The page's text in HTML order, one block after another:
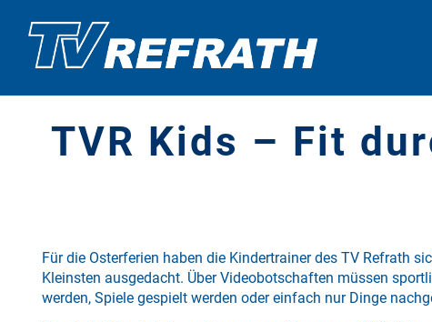
TVR Kids – Fit
Für die Osterferien haben die Kindertrainer des TV Refrath
Kleinsten ausgedacht. Über Videobotschaften müssen
werden, Spiele gespielt werden oder einfach nur Dinge